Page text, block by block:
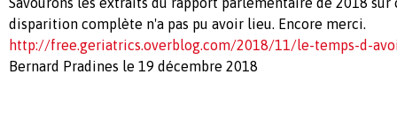
disparition complète n'a pas pu avoir lieu. Encore merci.
http://free.geriatrics.overblog.com/2018/11/le-temps-d-
Bernard Pradines le 19 décembre 2018